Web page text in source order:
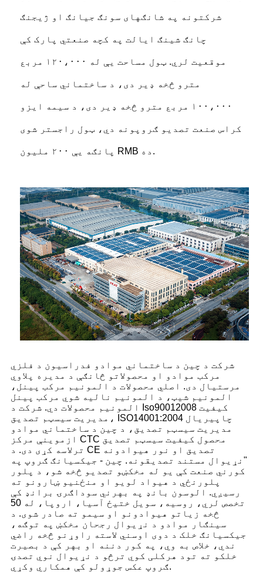
شرکتونه په شانګهای سونګ جیانګ او ژیجنګ
چانګ شینګ ایالت په کچه صنعتي پارک کې
موقعیت لري. ټول مساحت یې له ۱۲۰،۰۰۰ مربع
مترو څخه ډیر دی، د ساختماني ساحې له
۱۰۰،۰۰۰ مربع مترو څخه ډیر دی، د سیمه ایزو
کراس صنعت تصدیو ګروپونه دي، ټول راجستر شوی
پانګه یې ۲۰۰ ملیون RMB ده.
شرکت د چین د ساختماني موادو فدراسیون د فلزي
مرکب موادو او محصولاتو څانګې د مدیره پلاوي
مرستیال دی. اصلي محصولات د المونیم مرکب پینل،
المونیم شیټ، د المونیم نالیه شوي مرکب پینل
المونیم محصولات دي. شرکت د Iso90012008 کیفیت
مدیریت سیسټم تصدیق، ISO14001:2004 چاپیریال
مدیریت سیسټم تصدیق، د چین د ساختماني موادو
ازموینې مرکز CTC محصول کیفیت سیسټم تصدیق
ترلاسه کړی دی. د CE تصدیق او نور هیوادونه
"نړیوال مستند تصدیقونه. چین - جیکسیانګ ګروپ په
کورني صنعت کې یو له مخکښو تصدیو څخه شو، د پلور
پلورنځي د هیواد لویو او منځنیو ښارونو ته
رسیږي. الوسون بانډ په بهرني سوداګرۍ برانډ کې
تخصص لري، روسیه، سویل ختیځ آسیا، اروپا، له 50
څخه زیاتو هیوادونو او سیمو ته صادر شوی. د
سینګار موادو د نړیوال رجحان مخکښ په توګه،
جیکسیانګ خلک د دوی اوسني لاسته راوړنو څخه راضي
ندي، خلاص به وي، په کور دننه او بهر کې د بصیرت
خلکو ته تود هرکلی کوي ترڅو د نړیوال نوي تصدۍ
ګروپ عکس جوړولو کې همکاري وکړي.